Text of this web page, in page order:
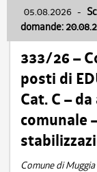
05.08.2026 -
domande:
333/26 –
posti di
Cat. C –
comunale
Comune di Muggia